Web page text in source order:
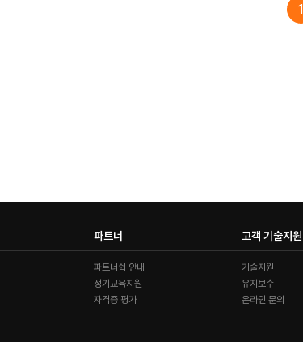
1
파트너
파트너쉽 안내
정기교육지원
자격증 평가
고객 기술지원
기술지원
유지보수
온라인 문의